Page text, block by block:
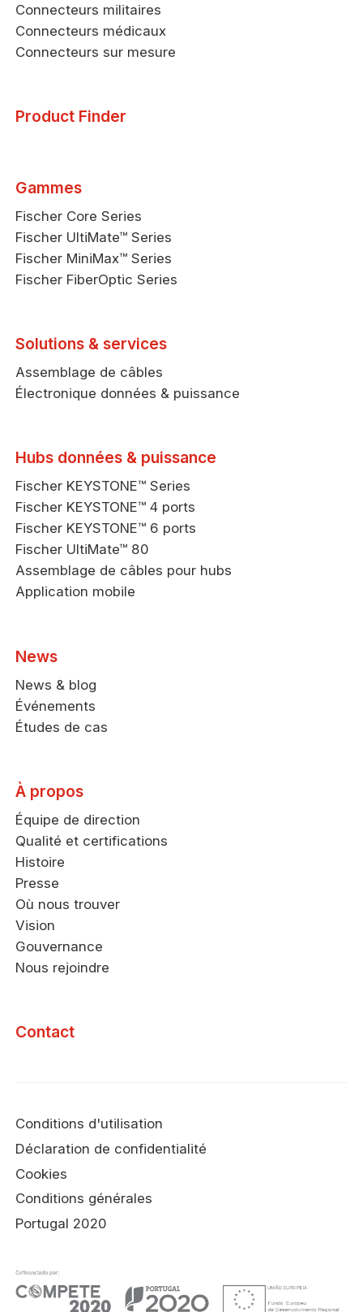
Connecteurs militaires
Connecteurs médicaux
Connecteurs sur mesure
Product Finder
Gammes
Fischer Core Series
Fischer UltiMate™ Series
Fischer MiniMax™ Series
Fischer FiberOptic Series
Solutions & services
Assemblage de câbles
Électronique données & puissance
Hubs données & puissance
Fischer KEYSTONE™ Series
Fischer KEYSTONE™ 4 ports
Fischer KEYSTONE™ 6 ports
Fischer UltiMate™ 80
Assemblage de câbles pour hubs
Application mobile
News
News & blog
Événements
Études de cas
À propos
Équipe de direction
Qualité et certifications
Histoire
Presse
Où nous trouver
Vision
Gouvernance
Nous rejoindre
Contact
Conditions d'utilisation
Déclaration de confidentialité
Cookies
Conditions générales
Portugal 2020